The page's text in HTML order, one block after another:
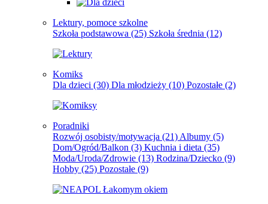
Lektury, pomoce szkolne
Szkoła podstawowa (25) Szkoła średnia (12)
Komiks
Dla dzieci (30) Dla młodzieży (10) Pozostałe (2)
Poradniki
Rozwój osobisty/motywacja (21) Albumy (5)
Dom/Ogród/Balkon (3) Kuchnia i dieta (35)
Moda/Uroda/Zdrowie (13) Rodzina/Dziecko (9)
Hobby (25) Pozostałe (9)